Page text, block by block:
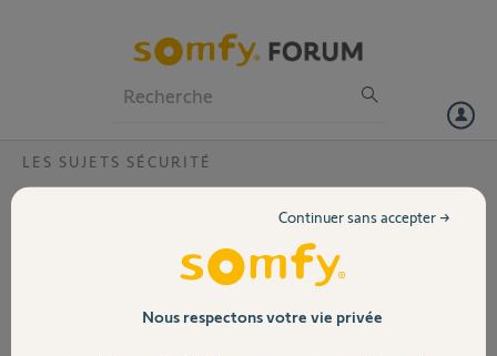
Volet
LES SUJETS SÉCURITÉ
Telecommande Serenity et Somfy One
Quand j'active mon alarme avec la télécommande serenity, j'arrive a
activer ma somfy one également, par contre quand je désactive avec
la télécommande, l'alarme et les détecteur de la tahoma se désactive
mais pas la somfy one, est ce qu'il y a une solution?
Nous respectons votre vie privée
Continuer sans accepter →